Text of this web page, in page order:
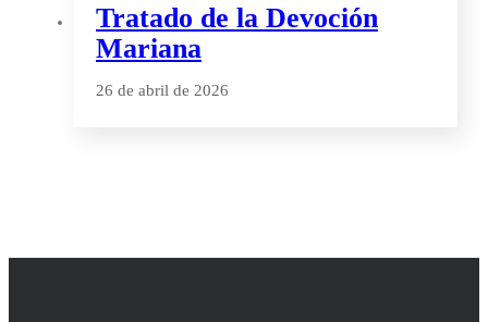
Tratado de la Devoción
Mariana
26 de abril de 2026